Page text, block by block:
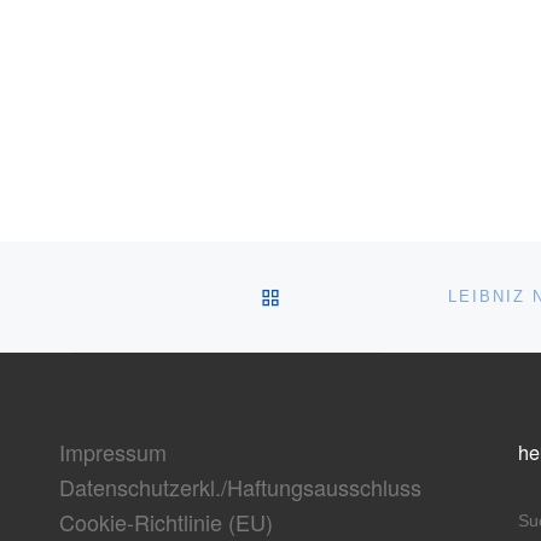
ZURÜCK ZUR LEIBNIZ
Impressum
Datenschutzerkl./Haftungsausschluss
Cookie-Richtlinie (EU)